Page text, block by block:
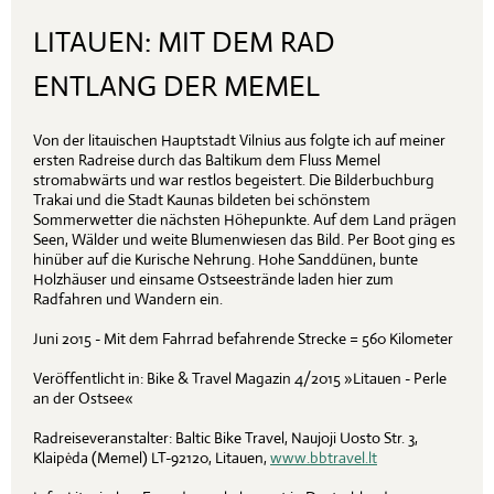
LITAUEN: MIT DEM RAD
ENTLANG DER MEMEL
Von der litauischen Hauptstadt Vilnius aus folgte ich auf meiner
ersten Radreise durch das Baltikum dem Fluss Memel
stromabwärts und war restlos begeistert. Die Bilderbuchburg
Trakai und die Stadt Kaunas bildeten bei schönstem
Sommerwetter die nächsten Höhepunkte. Auf dem Land prägen
Seen, Wälder und weite Blumenwiesen das Bild. Per Boot ging es
hinüber auf die Kurische Nehrung. Hohe Sanddünen, bunte
Holzhäuser und einsame Ostseestrände laden hier zum
Radfahren und Wandern ein.
Juni 2015 - Mit dem Fahrrad befahrende Strecke = 560 Kilometer
Veröffentlicht in: Bike & Travel Magazin 4/2015 »Litauen - Perle
an der Ostsee«
Radreiseveranstalter: Baltic Bike Travel, Naujoji Uosto Str. 3,
Klaipėda (Memel) LT-92120, Litauen, www.bbtravel.lt